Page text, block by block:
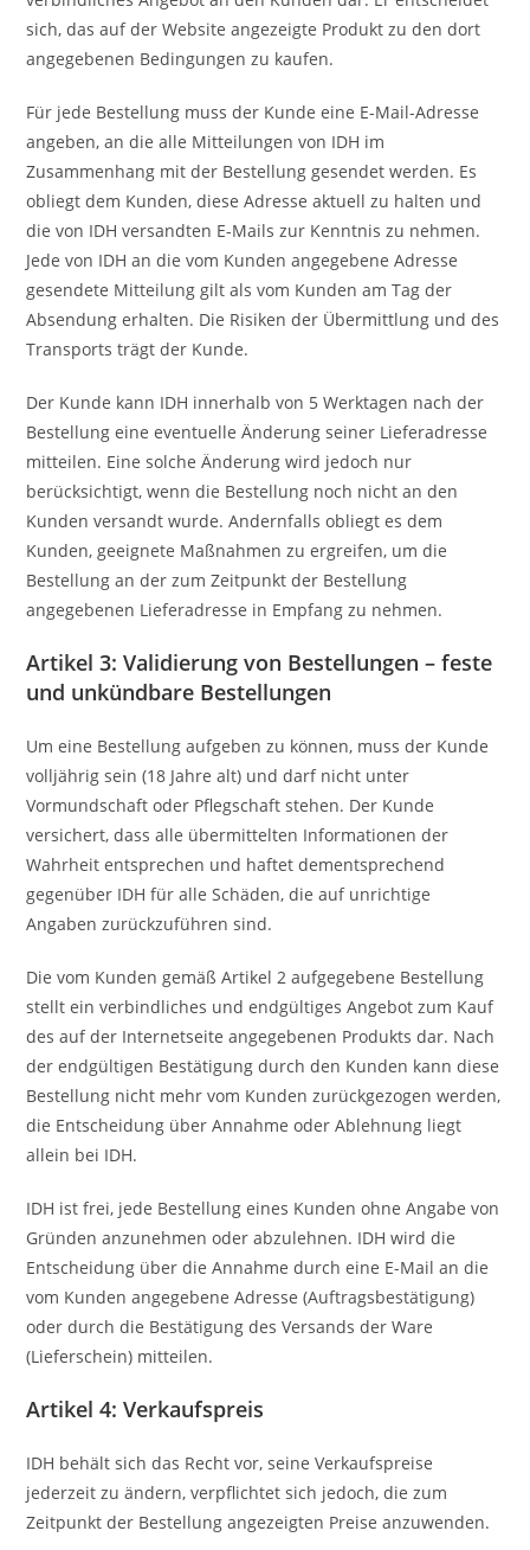
sich, das auf der Website angezeigte Produkt zu den dort
angegebenen Bedingungen zu kaufen.
Für jede Bestellung muss der Kunde eine E-Mail-Adresse
angeben, an die alle Mitteilungen von IDH im
Zusammenhang mit der Bestellung gesendet werden. Es
obliegt dem Kunden, diese Adresse aktuell zu halten und
die von IDH versandten E-Mails zur Kenntnis zu nehmen.
Jede von IDH an die vom Kunden angegebene Adresse
gesendete Mitteilung gilt als vom Kunden am Tag der
Absendung erhalten. Die Risiken der Übermittlung und des
Transports trägt der Kunde.
Der Kunde kann IDH innerhalb von 5 Werktagen nach der
Bestellung eine eventuelle Änderung seiner Lieferadresse
mitteilen. Eine solche Änderung wird jedoch nur
berücksichtigt, wenn die Bestellung noch nicht an den
Kunden versandt wurde. Andernfalls obliegt es dem
Kunden, geeignete Maßnahmen zu ergreifen, um die
Bestellung an der zum Zeitpunkt der Bestellung
angegebenen Lieferadresse in Empfang zu nehmen.
Artikel 3: Validierung von Bestellungen – feste
und unkündbare Bestellungen
Um eine Bestellung aufgeben zu können, muss der Kunde
volljährig sein (18 Jahre alt) und darf nicht unter
Vormundschaft oder Pflegschaft stehen. Der Kunde
versichert, dass alle übermittelten Informationen der
Wahrheit entsprechen und haftet dementsprechend
gegenüber IDH für alle Schäden, die auf unrichtige
Angaben zurückzuführen sind.
Die vom Kunden gemäß Artikel 2 aufgegebene Bestellung
stellt ein verbindliches und endgültiges Angebot zum Kauf
des auf der Internetseite angegebenen Produkts dar. Nach
der endgültigen Bestätigung durch den Kunden kann diese
Bestellung nicht mehr vom Kunden zurückgezogen werden,
die Entscheidung über Annahme oder Ablehnung liegt
allein bei IDH.
IDH ist frei, jede Bestellung eines Kunden ohne Angabe von
Gründen anzunehmen oder abzulehnen. IDH wird die
Entscheidung über die Annahme durch eine E-Mail an die
vom Kunden angegebene Adresse (Auftragsbestätigung)
oder durch die Bestätigung des Versands der Ware
(Lieferschein) mitteilen.
Artikel 4: Verkaufspreis
IDH behält sich das Recht vor, seine Verkaufspreise
jederzeit zu ändern, verpflichtet sich jedoch, die zum
Zeitpunkt der Bestellung angezeigten Preise anzuwenden.